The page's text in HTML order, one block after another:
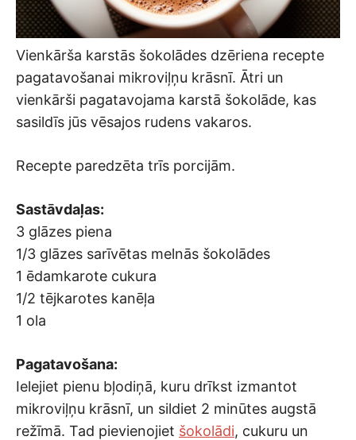
Vienkārša karstās šokolādes dzēriena recepte
pagatavošanai mikroviļņu krāsnī. Ātri un
vienkārši pagatavojama karstā šokolāde, kas
sasildīs jūs vēsajos rudens vakaros.
Recepte paredzēta trīs porcijām.
Sastāvdaļas:
3 glāzes piena
1/3 glāzes sarīvētas melnās šokolādes
1 ēdamkarote cukura
1/2 tējkarotes kanēļa
1 ola
Pagatavošana:
Ielejiet pienu bļodiņā, kuru drīkst izmantot
mikroviļņu krāsnī, un sildiet 2 minūtes augstā
režīmā. Tad pievienojiet šokolādi, cukuru un